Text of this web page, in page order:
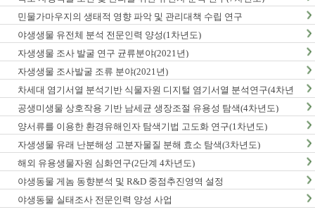
민물가마우지의 생태적 영향 파악 및 관리대책 수립 연구
야생생물 유전체 분석 전문인력 양성(1차년도)
자생생물 조사 발굴 연구 균류분야(2021년)
자생생물 조사발굴 조류 분야(2021년)
차세대 염기서열 분석기반 식물자원 디지털 염기서열 분석연구(4차년
도)
공생미생물 상호작용 기반 남세균 생장조절 유용성 탐색(4차년도)
양서류를 이용한 환경유해인자 탐색기법 고도화 연구(1차년도)
자생생물 유래 난분해성 고분자물질 분해 효소 탐색(3차년도)
해외 유용생물자원 심화연구(2단계 4차년도)
야생동물 게놈 동향분석 및 R&D 중점추진영역 설정
야생동물 실태조사 전문인력 양성 사업